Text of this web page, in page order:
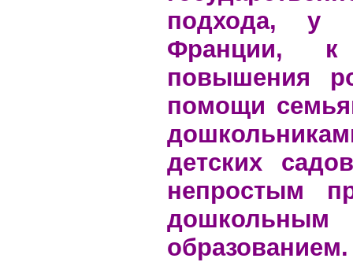
подхода,у
Франции, к
повышения
помощи
детских
непростым
дошкольным